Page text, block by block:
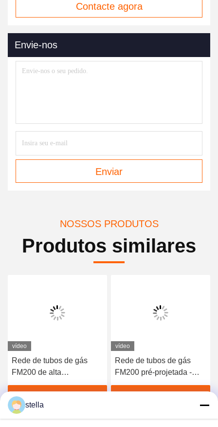
Contacte agora
Envie-nos
Enviar
NOSSOS PRODUTOS
Produtos similares
vídeo
Rede de tubos de gás
FM200 de alta
capacidade -
Equipamento de extinção
de incêndio de qualidade
profissional
Obtenha o melhor preço
vídeo
Rede de tubos de gás
FM200 pré-projetada -
Sistema de gás inerte
stella